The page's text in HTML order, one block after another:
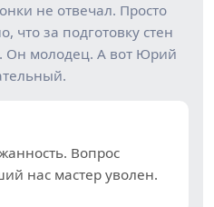
не отвечал. Просто
что за подготовку стен
Он молодец. А вот Юрий
Вопрос
нас мастер уволен.